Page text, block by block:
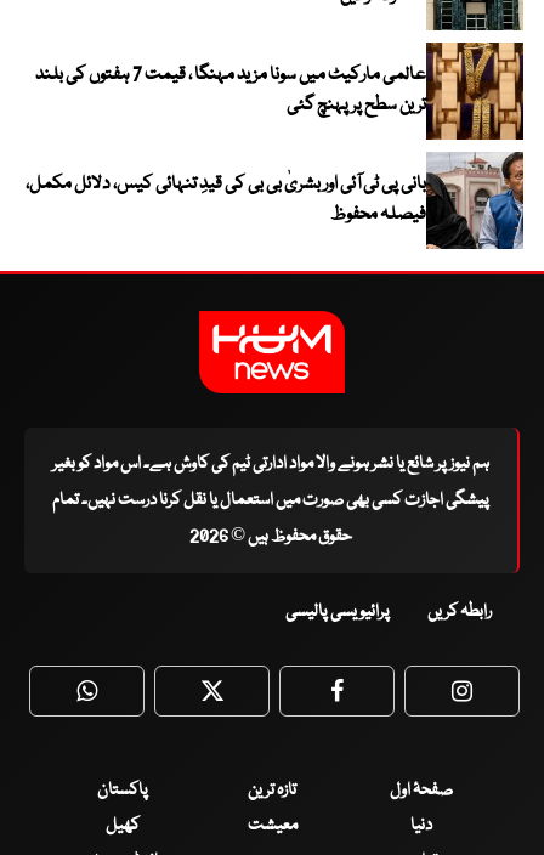
عالمی مارکیٹ میں سونا مزید مہنگا ، قیمت 7 ہفتوں کی بلند
ترین سطح پر پہنچ گئی
بانی پی ٹی آئی اور بشریٰ بی بی کی قیدِ تنہائی کیس، دلائل مکمل،
فیصلہ محفوظ
ہم نیوز پر شائع یا نشر ہونے والا مواد ادارتی ٹیم کی کاوش ہے۔ اس مواد کو بغیر
پیشگی اجازت کسی بھی صورت میں استعمال یا نقل کرنا درست نہیں۔ تمام
حقوق محفوظ ہیں © 2026
رابطہ کریں پرائیویسی پالیسی
WhatsApp Twitter Facebook
صفحۂ اول تازہ ترین
پاکستان
دنیا
معیشت
کھیل